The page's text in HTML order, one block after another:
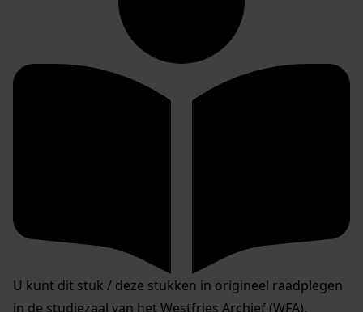
U kunt dit stuk / deze stukken in origineel raadplegen
in de studiezaal van het Westfries Archief (WFA).